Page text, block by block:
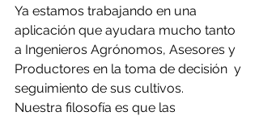
Ya estamos trabajando en una
aplicación que ayudara mucho tanto
a Ingenieros Agrónomos, Asesores y
Productores en la toma de decisión  y
seguimiento de sus cultivos.
Nuestra filosofía es que las